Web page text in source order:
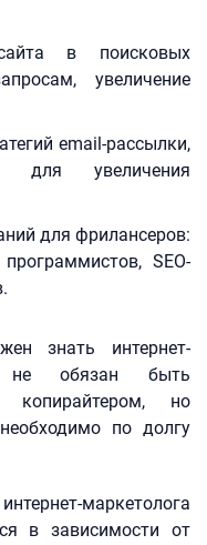
в поисковых
увеличение
email-рассылки,
для увеличения
для фрилансеров:
SEO-
знать интернет-
не обязан быть
копирайтером, но
по долгу
маркетолога
в зависимости от